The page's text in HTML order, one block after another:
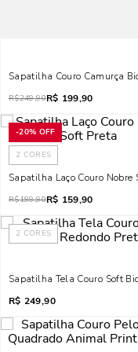
Sapatilha Couro Camurça
R$249,90R$ 199,90
-20% OFF
2 CORES
Sapatilha Laço Couro Nobre
R$199,90R$ 159,90
2 CORES
Sapatilha Tela Couro Soft
R$ 249,90